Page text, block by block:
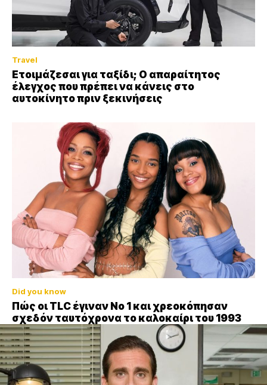
Travel
Ετοιμάζεσαι για ταξίδι; Ο απαραίτητος
έλεγχος που πρέπει να κάνεις στο
αυτοκίνητο πριν ξεκινήσεις
Did you know
Πώς οι TLC έγιναν Νο 1 και χρεοκόπησαν
σχεδόν ταυτόχρονα το καλοκαίρι του 1993